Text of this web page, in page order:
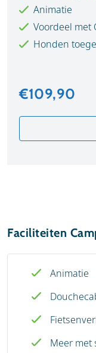
Animatie
Voordeel met
Honden
€109,90
Faciliteiten
Animatie
Meer met